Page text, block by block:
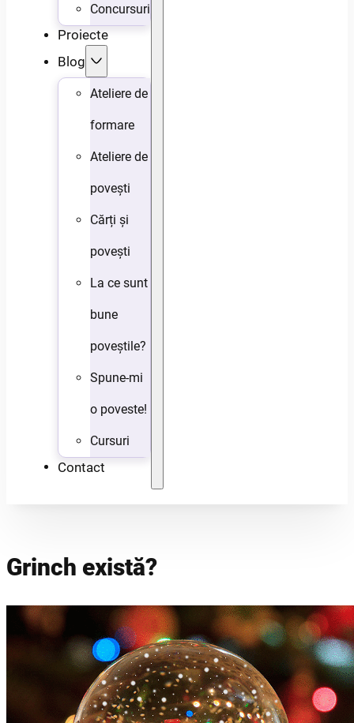
Concursuri
Proiecte
Blog
Ateliere de
formare
Ateliere de
povești
Cărți și
povești
La ce sunt
bune
poveștile?
Spune-mi
o poveste!
Cursuri
Contact
Grinch există?